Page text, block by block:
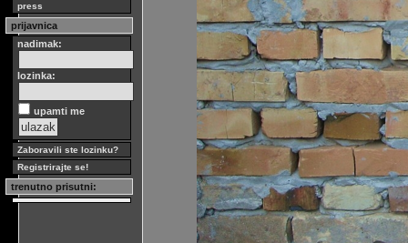
press
prijavnica
nadimak:
lozinka:
upamti me
Zaboravili ste lozinku?
Registrirajte se!
trenutno prisutni: